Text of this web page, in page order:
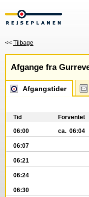
<< Tilbage
Afgange fra
Afgangstider
Tid Forventet
06:00
ca. 06:04
06:07
06:21
06:24
06:30